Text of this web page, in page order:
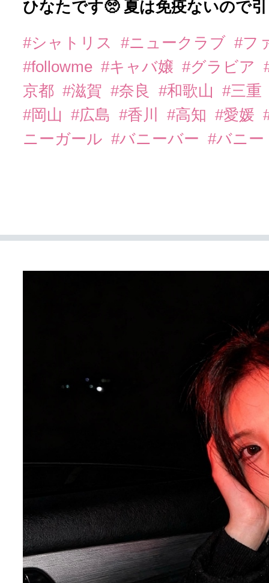
ひなたです🥺 夏は免疫ないので
#シャトリス #ニュークラブ #フ
#followme #キャバ嬢 #グラビア
京都 #滋賀 #奈良 #和歌山
#三重
#岡山
#広島 #香川 #高知 #愛媛
ニーガール #バニーバー #バニー